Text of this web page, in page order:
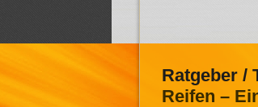
Ratgeber /
Reifen –